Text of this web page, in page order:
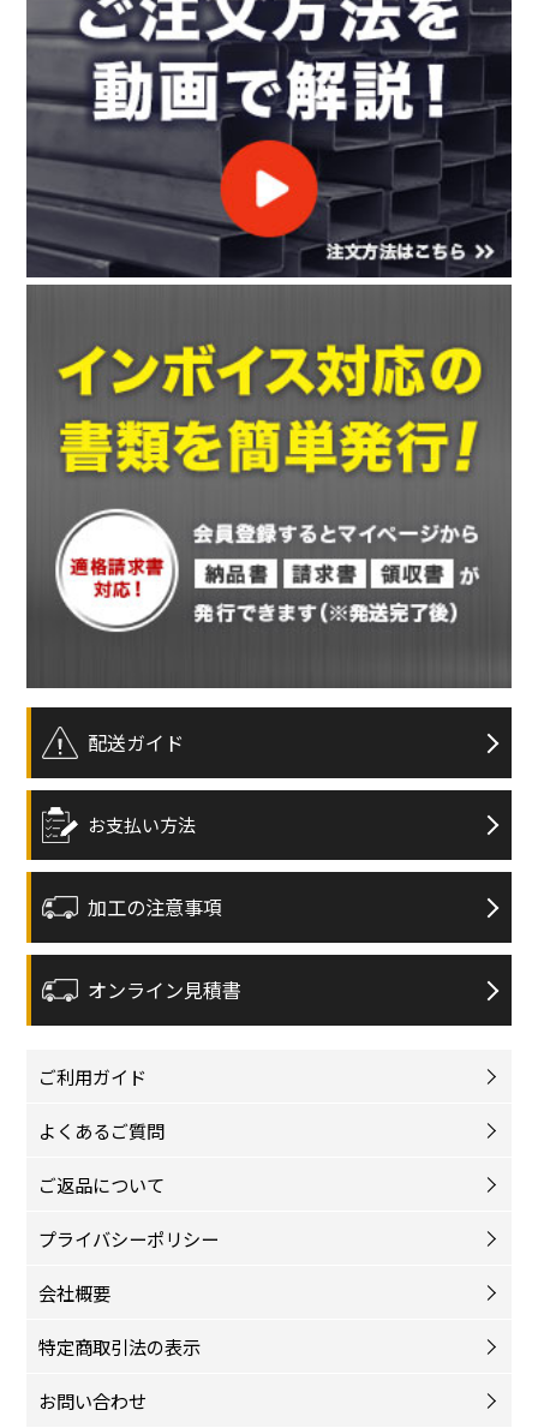
配送ガイド
お支払い方法
加工の注意事項
オンライン見積書
ご利用ガイド
よくあるご質問
ご返品について
プライバシーポリシー
会社概要
特定商取引法の表示
お問い合わせ